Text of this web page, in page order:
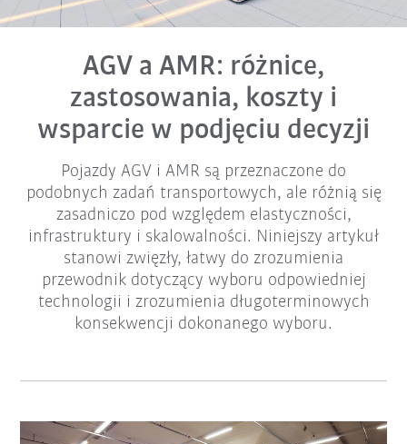
AGV a AMR: różnice,
zastosowania, koszty i
wsparcie w podjęciu decyzji
Pojazdy AGV i AMR są przeznaczone do
podobnych zadań transportowych, ale różnią się
zasadniczo pod względem elastyczności,
infrastruktury i skalowalności. Niniejszy artykuł
stanowi zwięzły, łatwy do zrozumienia
przewodnik dotyczący wyboru odpowiedniej
technologii i zrozumienia długoterminowych
konsekwencji dokonanego wyboru.